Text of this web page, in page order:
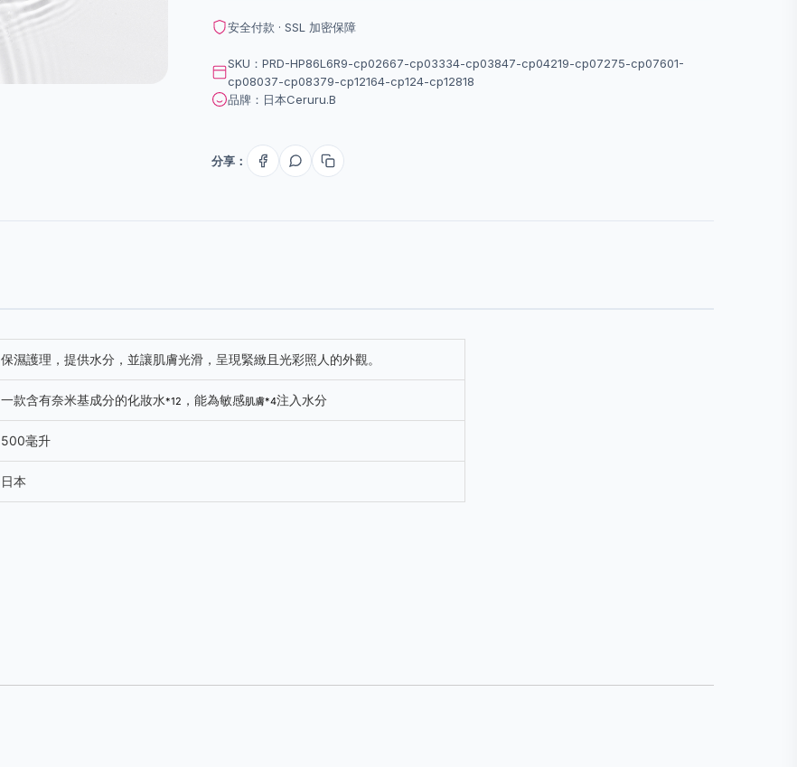
安全付款 · SSL 加密保障
SKU：PRD-HP86L6R9-cp02667-cp03334-cp03847-cp04219-cp07275-cp07601-
cp08037-cp08379-cp12164-cp124-cp12818
品牌：日本Ceruru.B
分享：
保濕護理，提供水分，並讓肌膚光滑，呈現緊緻且光彩照人的外觀。
一款含有奈米基成分的化妝水*12 ，能為敏感肌膚*4注入水分
500毫升
日本